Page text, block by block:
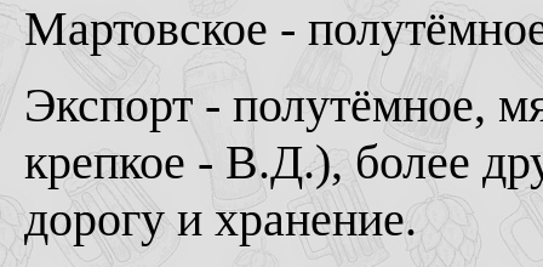
Мартовское -
Экспорт - полутёмное,
крепкое - В.Д.), более
дорогу и хранение.